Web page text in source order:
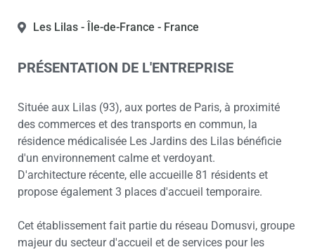
Les Lilas - Île-de-France - France
PRÉSENTATION DE L'ENTREPRISE
Située aux Lilas (93), aux portes de Paris, à proximité
des commerces et des transports en commun, la
résidence médicalisée Les Jardins des Lilas bénéficie
d'un environnement calme et verdoyant.
D'architecture récente, elle accueille 81 résidents et
propose également 3 places d'accueil temporaire.
Cet établissement fait partie du réseau Domusvi, groupe
majeur du secteur d'accueil et de services pour les